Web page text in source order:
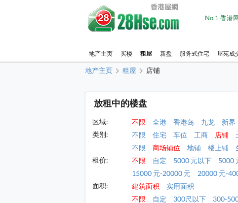
No.1 香港
地产主页 买楼 租屋 新盘 服务式住宅 屋苑成
地产主页 租屋 店铺
放租中的楼盘
区域: 不限 全港 香港岛 九龙 新界
类别:
不限 住宅 车位 工商 店铺
不限
商场铺位 地铺 楼上铺
租价:
不限 自定 5000 元以下 5000
15000 元-20000 元
20000 元-
面积:
建筑面积
实用面积
不限
自定 300尺以下 300-